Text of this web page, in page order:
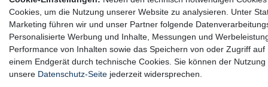
Cookies, um die Nutzung unserer Website zu analysieren. Unter
Marketing führen wir und unser Partner folgende
Personalisierte Werbung und Inhalte, Messungen und
Performance von Inhalten sowie das Speichern von oder Zugriff
einem Endgerät durch technische Cookies. Sie können der
unsere Datenschutz-Seite jederzeit widersprechen.